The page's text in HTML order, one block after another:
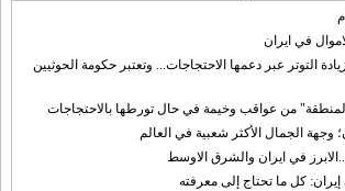
في ايران
التوتر عبر دعمها الاحتجاجات... وتعتبر حكومة الحوثيين
من عواقب وخيمة في حال تورطها بالاحتجاجات
وجهة الجمال الأكثر شعبية في العالم
..الابرز في ايران والشرق الاوسط
إيران: كل ما تحتاج إلى معرفته